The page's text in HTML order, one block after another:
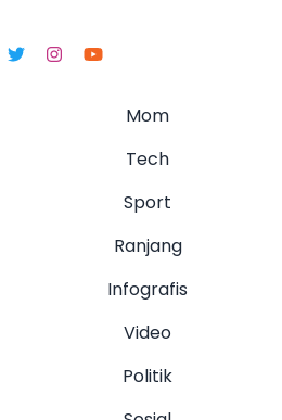
Mom
Tech
Sport
Ranjang
Infografis
Video
Politik